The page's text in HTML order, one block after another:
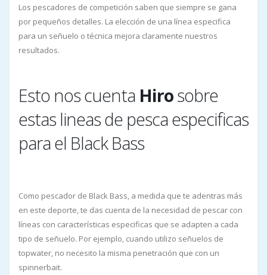
Los pescadores de competición saben que siempre se gana
por pequeños detalles. La elección de una línea especifica
para un señuelo o técnica mejora claramente nuestros
resultados.
Esto nos cuenta Hirosobre
estas lineas de pesca especificas
para el Black Bass
Como pescador de Black Bass, a medida que te adentras más
en este deporte, te das cuenta de la necesidad de pescar con
líneas con características especificas que se adapten a cada
tipo de señuelo. Por ejemplo, cuando utilizo señuelos de
topwater, no necesito la misma penetración que con un
spinnerbait.